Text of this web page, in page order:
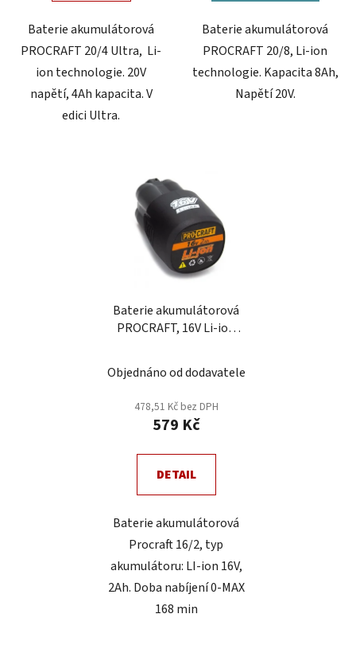
Baterie akumulátorová
PROCRAFT 20/4 Ultra, Li-
ion technologie. 20V
napětí, 4Ah kapacita. V
edici Ultra.
Baterie akumulátorová
PROCRAFT 20/8, Li-ion
technologie. Kapacita 8Ah,
Napětí 20V.
Baterie akumulátorová
PROCRAFT, 16V Li-ion
Objednáno od dodavatele
478,51 Kč bez DPH
579 Kč
DETAIL
Baterie akumulátorová
Procraft 16/2, typ
akumulátoru: LI-ion 16V,
2Ah. Doba nabíjení 0-MAX
168 min